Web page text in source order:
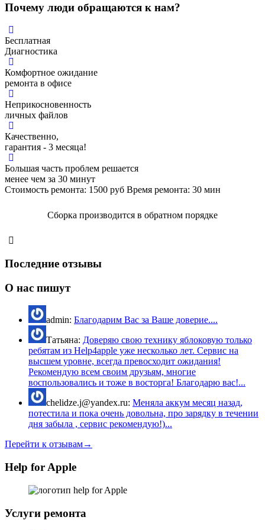
Почему люди обращаются к нам?
Бесплатная
Диагностика
Комфортное ожидание
ремонта в офисе
Неприкосновенность
личных файлов
Качественно,
гарантия - 3 месяца!
Большая часть проблем решается
менее чем за 30 минут
Стоимость ремонта: 1500 руб Время ремонта: 30 мин
Сборка производится в обратном порядке
Последние отзывы
О нас пишут
admin: Благодарим Вас за Ваше доверие....
Татьяна: Доверяю свою технику яблоковую только
ребятам из Help4apple уже несколько лет. Сервис на
высшем уровне, всегда превосходит ожидания!
Рекомендую всем своим друзьям, многие
воспользовались и тоже в восторга! Благодарю вас!...
chelidze.j@yandex.ru: Меняла аккум месяц назад,
потестила и пока очень довольна, про зарядку в течении
дня забыла , сервис рекомендую!)...
Перейти к отзывам→
Help for Apple
Услуги ремонта